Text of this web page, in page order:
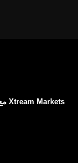
مع تطبيق Xtream Markets